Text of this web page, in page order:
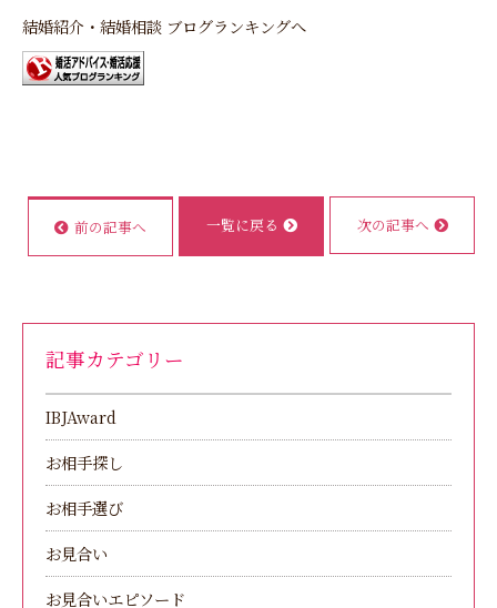
結婚紹介・結婚相談 ブログランキングへ
前の記事へ 一覧に戻る 次の記事へ
記事カテゴリー
IBJAward
お相手探し
お相手選び
お見合い
お見合いエピソード